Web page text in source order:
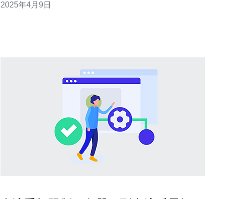
注。 相比于其他地区的服务器，台湾服务器的价格相对较
2025年4月9日